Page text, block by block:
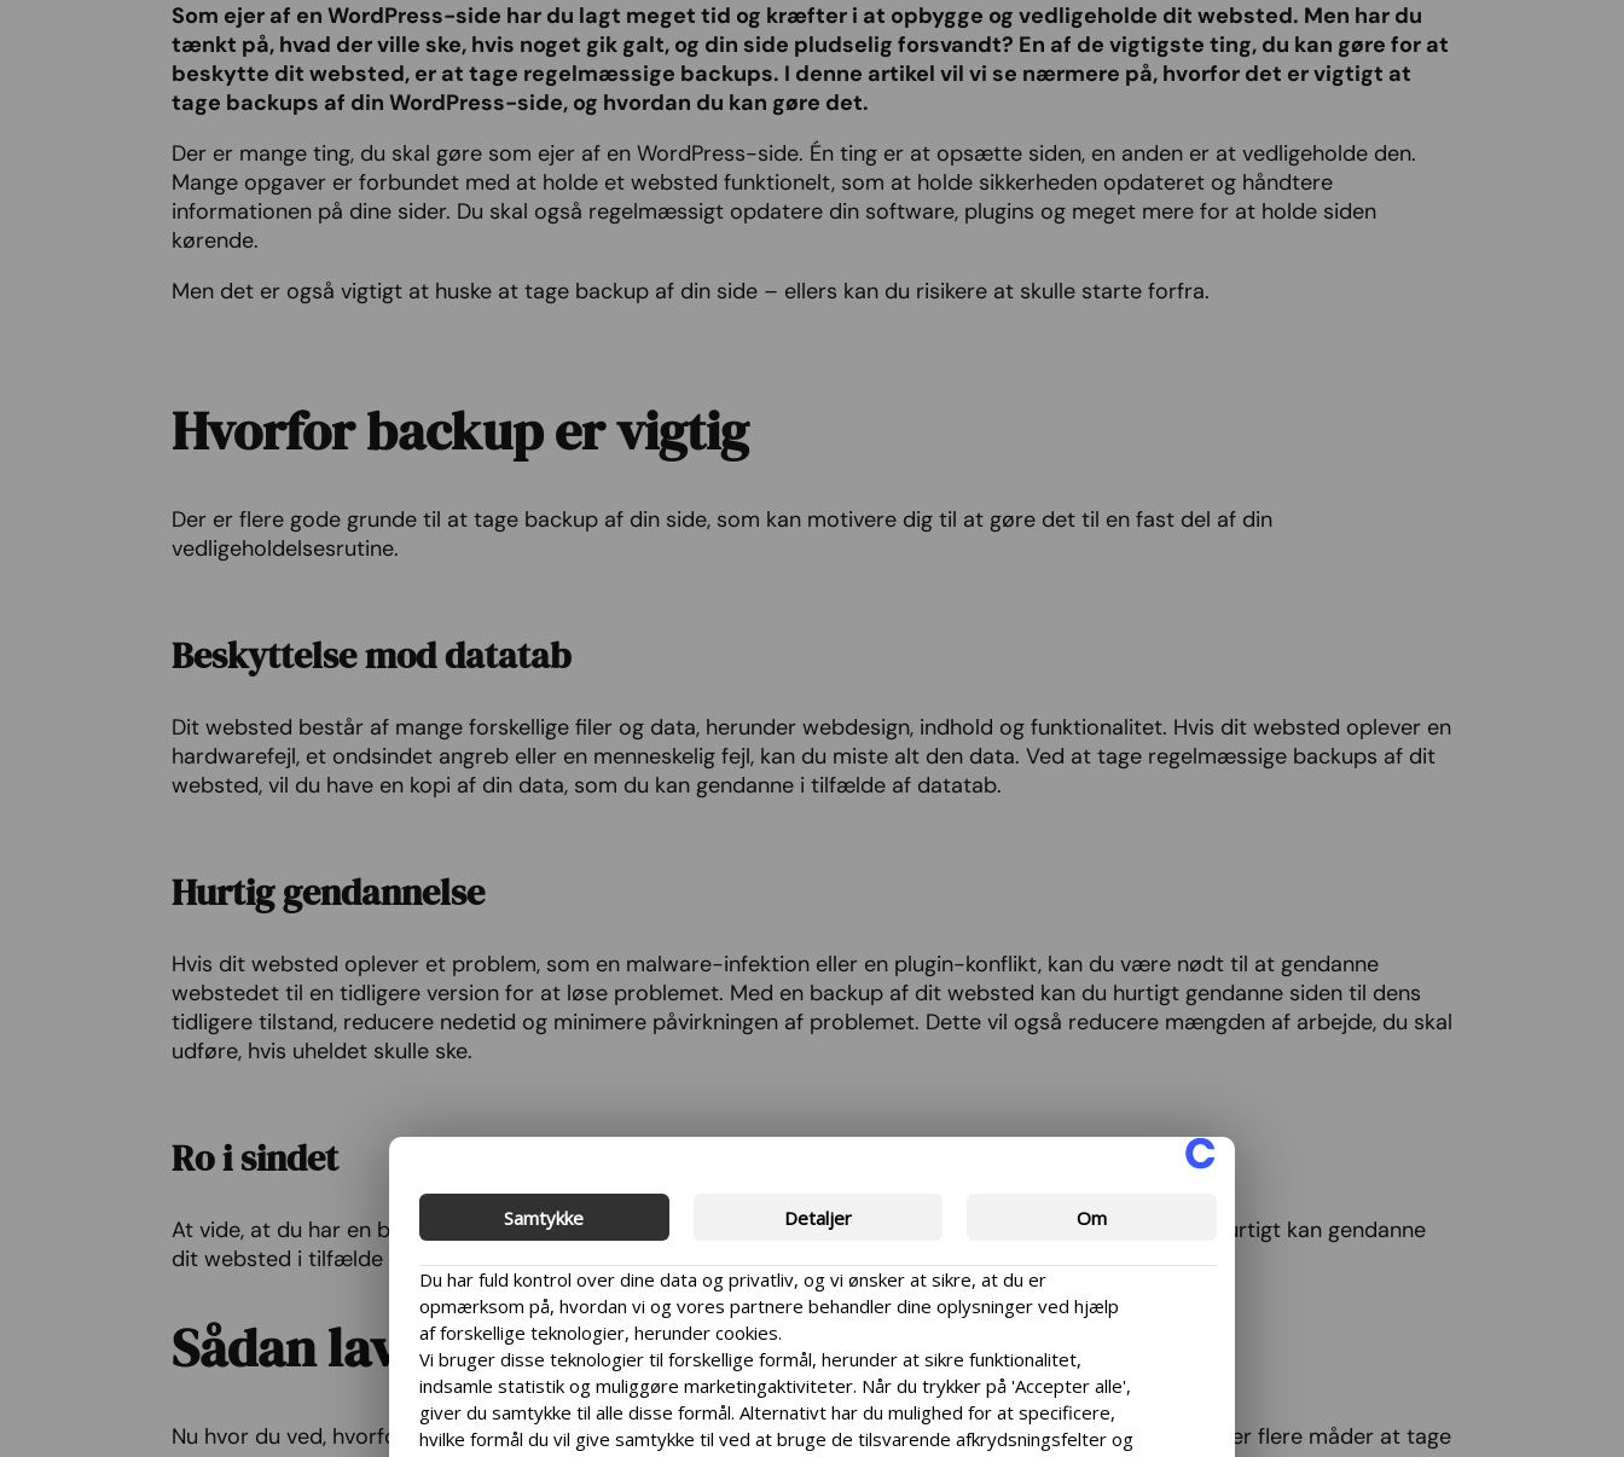
Som ejer af en WordPress-side har du lagt meget tid og kræfter i at opbygge og vedligeholde dit websted. Men har du
tænkt på, hvad der ville ske, hvis noget gik galt, og din side pludselig forsvandt? En af de vigtigste ting, du kan gøre for at
beskytte dit websted, er at tage regelmæssige backups. I denne artikel vil vi se nærmere på, hvorfor det er vigtigt at
tage backups af din WordPress-side, og hvordan du kan gøre det.
Der er mange ting, du skal gøre som ejer af en WordPress-side. Én ting er at opsætte siden, en anden er at vedligeholde den.
Mange opgaver er forbundet med at holde et websted funktionelt, som at holde sikkerheden opdateret og håndtere
informationen på dine sider. Du skal også regelmæssigt opdatere din software, plugins og meget mere for at holde siden
kørende.
Men det er også vigtigt at huske at tage backup af din side – ellers kan du risikere at skulle starte forfra.
Hvorfor backup er vigtig
Der er flere gode grunde til at tage backup af din side, som kan motivere dig til at gøre det til en fast del af din
vedligeholdelsesrutine.
Beskyttelse mod datatab
Dit websted består af mange forskellige filer og data, herunder webdesign, indhold og funktionalitet. Hvis dit websted oplever en
hardwarefejl, et ondsindet angreb eller en menneskelig fejl, kan du miste alt den data. Ved at tage regelmæssige backups af dit
websted, vil du have en kopi af din data, som du kan gendanne i tilfælde af datatab.
Hurtig gendannelse
Hvis dit websted oplever et problem, som en malware-infektion eller en plugin-konflikt, kan du være nødt til at gendanne
webstedet til en tidligere version for at løse problemet. Med en backup af dit websted kan du hurtigt gendanne siden til dens
tidligere tilstand, reducere nedetid og minimere påvirkningen af problemet. Dette vil også reducere mængden af arbejde, du skal
udføre, hvis uheldet skulle ske.
Ro i sindet
At vide, at du har en backup af dit website, kan give dig ro i sindet. Du kan føle dig tryg ved at vide, at du hurtigt kan gendanne
dit websted i tilfælde af et uheld.
Sådan laver du backup af din side
Nu hvor du ved, hvorfor du skal lave regelmæssige backups, så lad os se på, hvordan du kan gøre det. Der er flere måder at tage
Samtykke Detaljer Om
Du har fuld kontrol over dine data og privatliv, og vi ønsker at sikre, at du er
opmærksom på, hvordan vi og vores partnere behandler dine oplysninger ved hjælp
af forskellige teknologier, herunder cookies.
Vi bruger disse teknologier til forskellige formål, herunder at sikre funktionalitet,
indsamle statistik og muliggøre marketingaktiviteter. Når du trykker på 'Accepter alle',
giver du samtykke til alle disse formål. Alternativt har du mulighed for at specificere,
hvilke formål du vil give samtykke til ved at bruge de tilsvarende afkrydsningsfelter og